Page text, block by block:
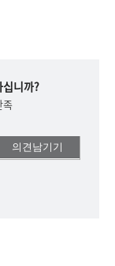
십니까?
족